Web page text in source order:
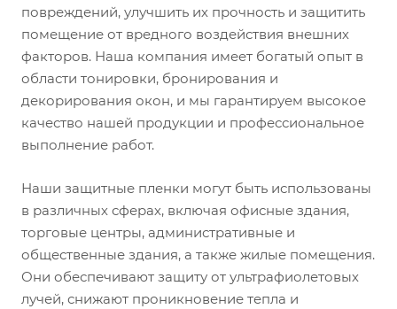
повреждений, улучшить их прочность и защитить
помещение от вредного воздействия внешних
факторов. Наша компания имеет богатый опыт в
области тонировки, бронирования и
декорирования окон, и мы гарантируем высокое
качество нашей продукции и профессиональное
выполнение работ.
Наши защитные пленки могут быть использованы
в различных сферах, включая офисные здания,
торговые центры, административные и
общественные здания, а также жилые помещения.
Они обеспечивают защиту от ультрафиолетовых
лучей, снижают проникновение тепла и